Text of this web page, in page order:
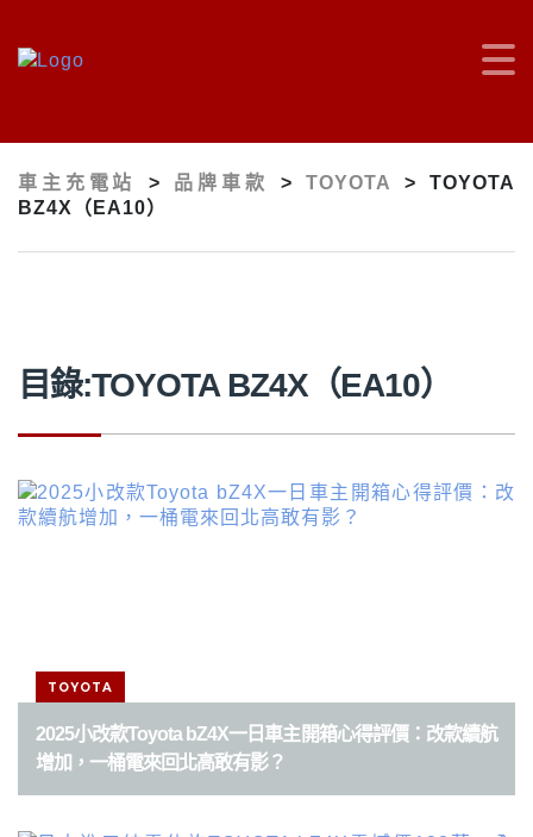
車主充電站 > 品牌車款 > TOYOTA >
TOYOTA
BZ4X（EA10）
目錄:TOYOTA BZ4X（EA10）
TOYOTA
2025小改款Toyota bZ4X一日車主開箱心得評價：改款續航
增加，一桶電來回北高敢有影？